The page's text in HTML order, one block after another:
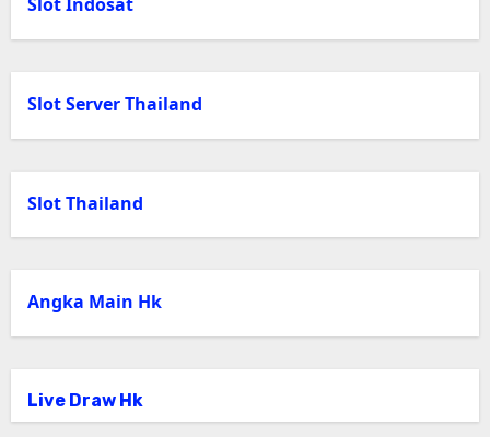
Slot Server Thailand
Slot Thailand
Angka Main Hk
Live Draw Hk